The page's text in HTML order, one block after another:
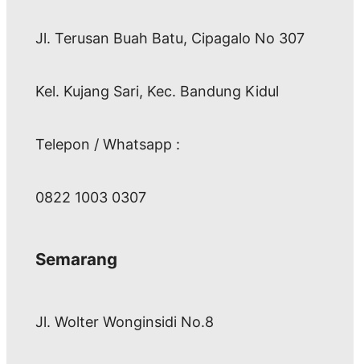
Jl. Terusan Buah Batu, Cipagalo No 307
Kel. Kujang Sari, Kec. Bandung Kidul
Telepon / Whatsapp :
0822 1003 0307
Semarang
Jl. Wolter Wonginsidi No.8